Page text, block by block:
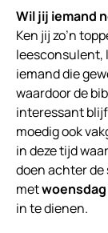
Wil jij iemand
Ken jij zo’n
leesconsulent,
iemand die
waardoor de
interessant
moedig ook
in deze tijd
doen achter
metwoensdag
in te dienen.